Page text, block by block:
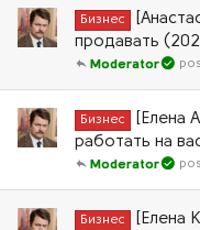
Бизнес
продавать
Moderator
Бизнес
[Елена
работать на
Moderator
Бизнес
[Елена